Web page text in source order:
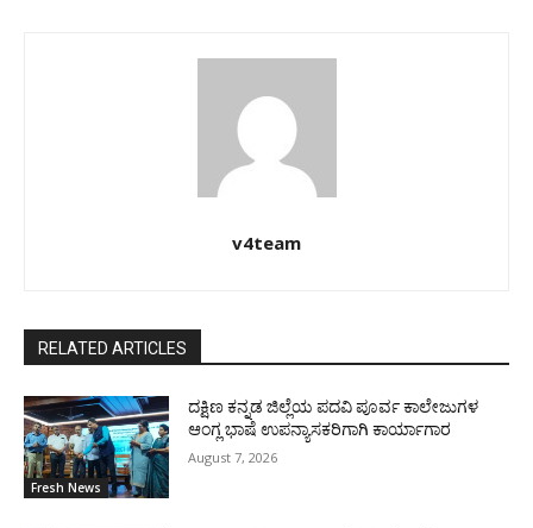
v4team
RELATED ARTICLES
Fresh News
ದಕ್ಷಿಣ ಕನ್ನಡ ಜಿಲ್ಲೆಯ ಪದವಿ ಪೂರ್ವ ಕಾಲೇಜುಗಳ
ಆಂಗ್ಲ ಭಾಷೆ ಉಪನ್ಯಾಸಕರಿಗಾಗಿ ಕಾರ್ಯಾಗಾರ
August 7, 2026